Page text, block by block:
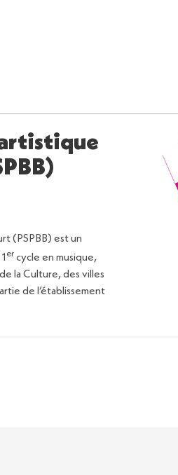
artistique
(PSPBB) est un
er cycle en musique,
la Culture, des villes
de l’établissement